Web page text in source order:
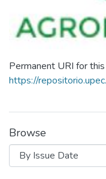
Permanent URI for
https://
Browse